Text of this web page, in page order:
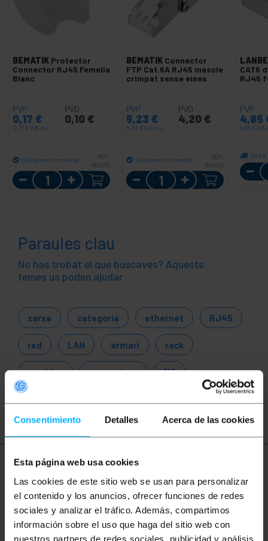
Consentimiento Detalles Acerca de las cookies
Esta página web usa cookies
Las cookies de este sitio web se usan para personalizar
el contenido y los anuncios, ofrecer funciones de redes
sociales y analizar el tráfico. Además, compartimos
información sobre el uso que haga del sitio web con
nuestros partners de redes sociales, publicidad y análisis
BEMATIK Protector
Connector RJ45 Femella
Blanc
PVP
0,17 €
0,17 € IVA inc.
PVD
0,10 €
Lliurament immediat
REF:
RD075
Quantitat
BEMATIK Connector
FTP Cat.6A RJ45 mascle
crimpat sense eines
PVP
5,23 €
5,23 € IVA inc.
PVD
4,20 €
Lliurament immediat
REF:
RH020
Quantitat
CAT6
RJ45
PVP
4,85
4,85 € IVA
De 9
Paraules clau
No has trobat el que buscaves? Aquests
temes us poden ajudar
xarxa categoria ethernet RJ45
red LAN armari rack
servidor connexions 110
Més informació
Descripció